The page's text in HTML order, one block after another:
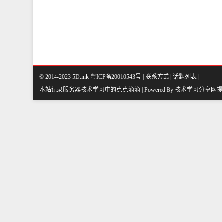
© 2014-2023 5D.ink 粤ICP备20010543号 联系方式 话题列表
本站记录服务器技术学习中的点点滴滴 | Powered By 技术学习分享网